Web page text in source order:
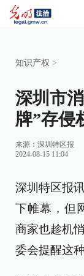
知识产权 >
深圳市
牌”存侵
来源： 深圳特区报
2024-08-15 11:04
深圳特区报
下帷幕，但
商家也趁机
委会提醒这